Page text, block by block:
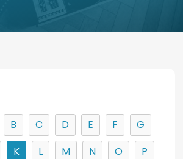
B C D E F
G
K L M N O
P